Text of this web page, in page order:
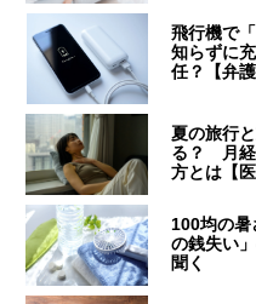
飛行機で
知らずに
任？【弁護
夏の旅行
る？ 月経
方とは【
100均の暑
の銭失い
聞く